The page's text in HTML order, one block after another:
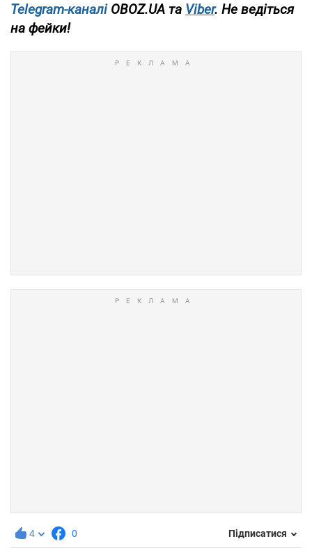
Telegram-каналіOBOZ.UA та Viber. Не ведіться
на фейки!
4 0 Підписатися